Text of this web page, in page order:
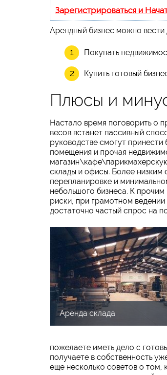
Зарегистрироваться и
Арендный бизнес можно
Покупать
Купить готовый
Плюсы и
Настало время поговорить о
весов встанет пассивный
руководстве смогут
помещения и прочая
склады и офисы. Более низким
перепланировке и
небольшого бизнеса. К
риски, при грамотном
достаточно частый спрос на
Аренда склада
пожелаете иметь дело с
получаете в собственность
еще несколько советов о том,